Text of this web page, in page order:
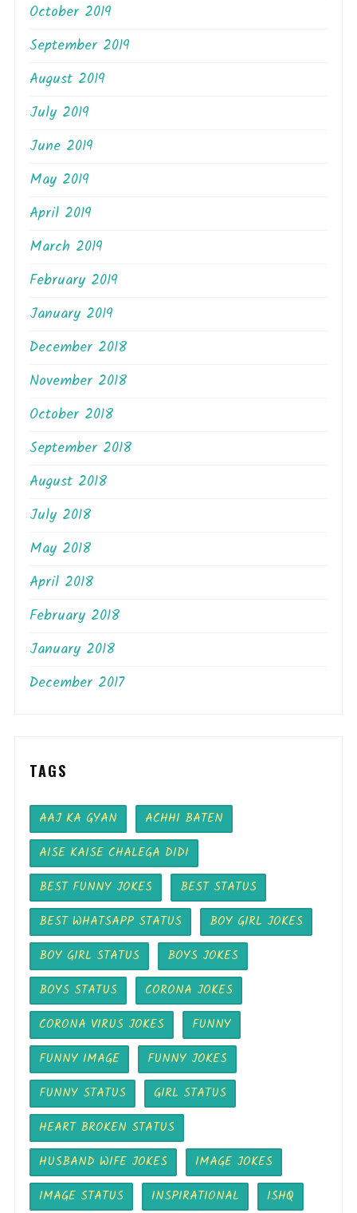
October 2019
September 2019
August 2019
July 2019
June 2019
May 2019
April 2019
March 2019
February 2019
January 2019
December 2018
November 2018
October 2018
September 2018
August 2018
July 2018
May 2018
April 2018
February 2018
January 2018
December 2017
TAGS
AAJ KA GYAN
ACHHI BATEN
AISE KAISE CHALEGA DIDI
BEST FUNNY JOKES
BEST STATUS
BEST WHATSAPP STATUS
BOY GIRL JOKES
BOY GIRL STATUS
BOYS JOKES
BOYS STATUS
CORONA JOKES
CORONA VIRUS JOKES
FUNNY
FUNNY IMAGE
FUNNY JOKES
FUNNY STATUS
GIRL STATUS
HEART BROKEN STATUS
HUSBAND WIFE JOKES
IMAGE JOKES
IMAGE STATUS
INSPIRATIONAL
ISHQ